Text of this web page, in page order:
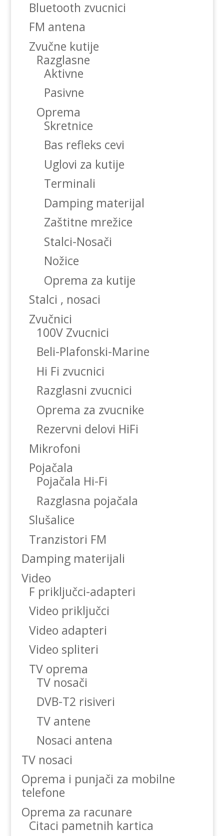
Bluetooth zvucnici
FM antena
Zvučne kutije
Razglasne
Aktivne
Pasivne
Oprema
Skretnice
Bas refleks cevi
Uglovi za kutije
Terminali
Damping materijal
Zaštitne mrežice
Stalci-Nosači
Nožice
Oprema za kutije
Stalci , nosaci
Zvučnici
100V Zvucnici
Beli-Plafonski-Marine
Hi Fi zvucnici
Razglasni zvucnici
Oprema za zvucnike
Rezervni delovi HiFi
Mikrofoni
Pojačala
Pojačala Hi-Fi
Razglasna pojačala
Slušalice
Tranzistori FM
Damping materijali
Video
F priključci-adapteri
Video priključci
Video adapteri
Video spliteri
TV oprema
TV nosači
DVB-T2 risiveri
TV antene
Nosaci antena
TV nosaci
Oprema i punjači za mobilne
telefone
Oprema za racunare
Citaci pametnih kartica